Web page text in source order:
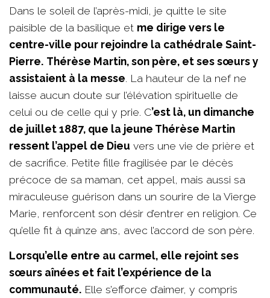
Dans le soleil de l’après-midi, je quitte le site
paisible de la basilique et me dirige vers le
centre-ville pour rejoindre la cathédrale Saint-
Pierre. Thérèse Martin, son père, et ses sœurs y
assistaient à la messe. La hauteur de la nef ne
laisse aucun doute sur l’élévation spirituelle de
celui ou de celle qui y prie. C’est là, un dimanche
de juillet 1887, que la jeune Thérèse Martin
ressent l’appel de Dieu vers une vie de prière et
de sacrifice. Petite fille fragilisée par le décès
précoce de sa maman, cet appel, mais aussi sa
miraculeuse guérison dans un sourire de la Vierge
Marie, renforcent son désir d’entrer en religion. Ce
qu’elle fit à quinze ans, avec l’accord de son père.
Lorsqu’elle entre au carmel, elle rejoint ses
sœurs aînées et fait l’expérience de la
communauté. Elle s’efforce d’aimer, y compris